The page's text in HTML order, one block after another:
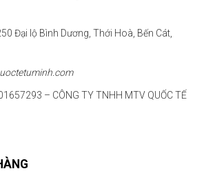
Đại lộ Bình Dương, Thới Hoà, Bến Cát,
– CÔNG TY TNHH MTV QUỐC TẾ